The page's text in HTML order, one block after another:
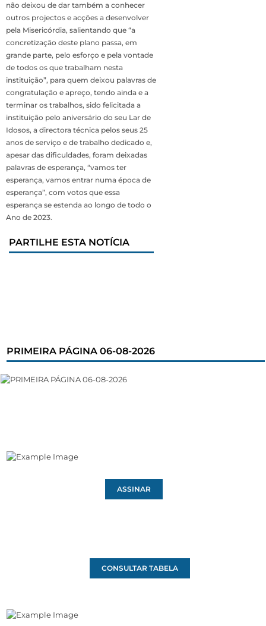
não deixou de dar também a conhecer
outros projectos e acções a desenvolver
pela Misericórdia, salientando que “a
concretização deste plano passa, em
grande parte, pelo esforço e pela vontade
de todos os que trabalham nesta
instituição”, para quem deixou palavras de
congratulação e apreço, tendo ainda e a
terminar os trabalhos, sido felicitada a
instituição pelo aniversário do seu Lar de
Idosos, a directora técnica pelos seus 25
anos de serviço e de trabalho dedicado e,
apesar das dificuldades, foram deixadas
palavras de esperança, “vamos ter
esperança, vamos entrar numa época de
esperança”, com votos que essa
esperança se estenda ao longo de todo o
Ano de 2023.
PARTILHE ESTA NOTÍCIA
PRIMEIRA PÁGINA 06-08-2026
ASSINAR
CONSULTAR TABELA